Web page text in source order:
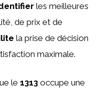
les meilleures
de prix et de
la prise de décision
maximale.
le 1313 occupe une